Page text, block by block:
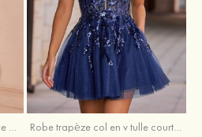
Fourreau épaule dénudée soie comme du satin courte/mini robe de fête de la rentrée Robe trapèze col en v tulle courte/mini robe de fête de la rentrée avec poches paillettes